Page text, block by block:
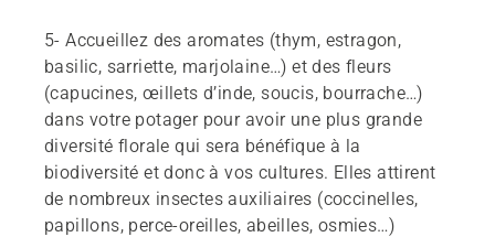
5- Accueillez des aromates (thym, estragon,
basilic, sarriette, marjolaine…) et des fleurs
(capucines, œillets d’inde, soucis, bourrache…)
dans votre potager pour avoir une plus grande
diversité florale qui sera bénéfique à la
biodiversité et donc à vos cultures. Elles attirent
de nombreux insectes auxiliaires (coccinelles,
papillons, perce-oreilles, abeilles, osmies…)